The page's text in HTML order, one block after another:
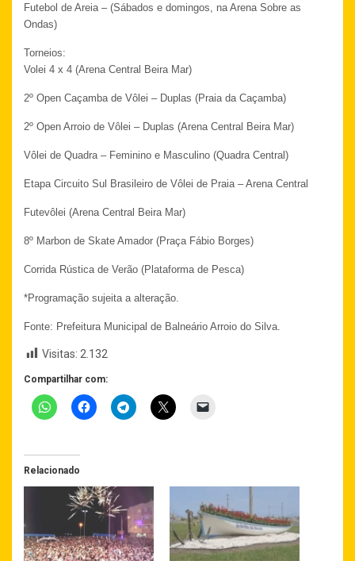
Futebol de Areia – (Sábados e domingos, na Arena Sobre as
Ondas)
Torneios:
Volei 4 x 4 (Arena Central Beira Mar)
2º Open Caçamba de Vôlei – Duplas (Praia da Caçamba)
2º Open Arroio de Vôlei – Duplas (Arena Central Beira Mar)
Vôlei de Quadra – Feminino e Masculino (Quadra Central)
Etapa Circuito Sul Brasileiro de Vôlei de Praia – Arena Central
Futevôlei (Arena Central Beira Mar)
8º Marbon de Skate Amador (Praça Fábio Borges)
Corrida Rústica de Verão (Plataforma de Pesca)
*Programação sujeita a alteração.
Fonte: Prefeitura Municipal de Balneário Arroio do Silva.
Visitas: 2.132
Compartilhar com:
Relacionado